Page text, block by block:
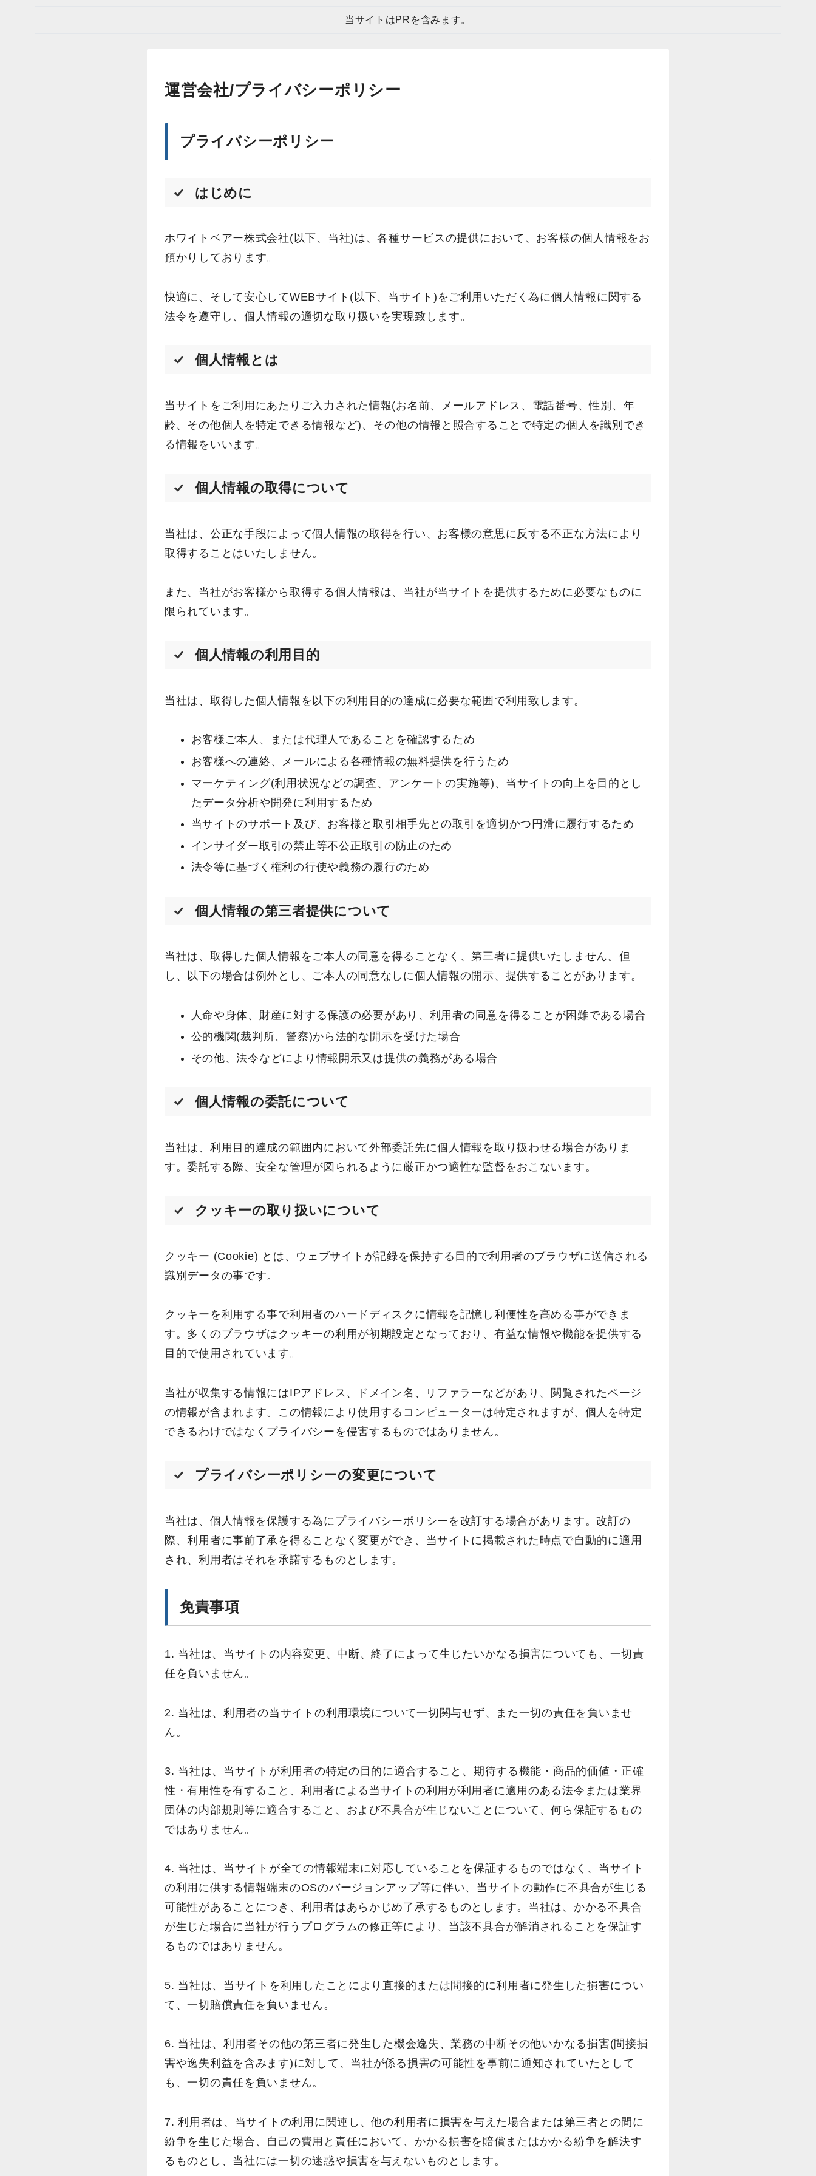
当サイトはPRを含みます。
運営会社/プライバシーポリシー
プライバシーポリシー
はじめに
ホワイトベアー株式会社(以下、当社)は、各種サービスの提供において、お客様の個人情報をお
預かりしております。
快適に、そして安心してWEBサイト(以下、当サイト)をご利用いただく為に個人情報に関する
法令を遵守し、個人情報の適切な取り扱いを実現致します。
個人情報とは
当サイトをご利用にあたりご入力された情報(お名前、メールアドレス、電話番号、性別、年
齢、その他個人を特定できる情報など)、その他の情報と照合することで特定の個人を識別でき
る情報をいいます。
個人情報の取得について
当社は、公正な手段によって個人情報の取得を行い、お客様の意思に反する不正な方法により
取得することはいたしません。
また、当社がお客様から取得する個人情報は、当社が当サイトを提供するために必要なものに
限られています。
個人情報の利用目的
当社は、取得した個人情報を以下の利用目的の達成に必要な範囲で利用致します。
お客様ご本人、または代理人であることを確認するため
お客様への連絡、メールによる各種情報の無料提供を行うため
マーケティング(利用状況などの調査、アンケートの実施等)、当サイトの向上を目的とし
たデータ分析や開発に利用するため
当サイトのサポート及び、お客様と取引相手先との取引を適切かつ円滑に履行するため
インサイダー取引の禁止等不公正取引の防止のため
法令等に基づく権利の行使や義務の履行のため
個人情報の第三者提供について
当社は、取得した個人情報をご本人の同意を得ることなく、第三者に提供いたしません。但
し、以下の場合は例外とし、ご本人の同意なしに個人情報の開示、提供することがあります。
人命や身体、財産に対する保護の必要があり、利用者の同意を得ることが困難である場合
公的機関(裁判所、警察)から法的な開示を受けた場合
その他、法令などにより情報開示又は提供の義務がある場合
個人情報の委託について
当社は、利用目的達成の範囲内において外部委託先に個人情報を取り扱わせる場合がありま
す。委託する際、安全な管理が図られるように厳正かつ適性な監督をおこないます。
クッキーの取り扱いについて
クッキー (Cookie) とは、ウェブサイトが記録を保持する目的で利用者のブラウザに送信される
識別データの事です。
クッキーを利用する事で利用者のハードディスクに情報を記憶し利便性を高める事ができま
す。多くのブラウザはクッキーの利用が初期設定となっており、有益な情報や機能を提供する
目的で使用されています。
当社が収集する情報にはIPアドレス、ドメイン名、リファラーなどがあり、閲覧されたページ
の情報が含まれます。この情報により使用するコンピューターは特定されますが、個人を特定
できるわけではなくプライバシーを侵害するものではありません。
プライバシーポリシーの変更について
当社は、個人情報を保護する為にプライバシーポリシーを改訂する場合があります。改訂の
際、利用者に事前了承を得ることなく変更ができ、当サイトに掲載された時点で自動的に適用
され、利用者はそれを承諾するものとします。
免責事項
1. 当社は、当サイトの内容変更、中断、終了によって生じたいかなる損害についても、一切責
任を負いません。
2. 当社は、利用者の当サイトの利用環境について一切関与せず、また一切の責任を負いませ
ん。
3. 当社は、当サイトが利用者の特定の目的に適合すること、期待する機能・商品的価値・正確
性・有用性を有すること、利用者による当サイトの利用が利用者に適用のある法令または業界
団体の内部規則等に適合すること、および不具合が生じないことについて、何ら保証するもの
ではありません。
4. 当社は、当サイトが全ての情報端末に対応していることを保証するものではなく、当サイト
の利用に供する情報端末のOSのバージョンアップ等に伴い、当サイトの動作に不具合が生じる
可能性があることにつき、利用者はあらかじめ了承するものとします。当社は、かかる不具合
が生じた場合に当社が行うプログラムの修正等により、当該不具合が解消されることを保証す
るものではありません。
5. 当社は、当サイトを利用したことにより直接的または間接的に利用者に発生した損害につい
て、一切賠償責任を負いません。
6. 当社は、利用者その他の第三者に発生した機会逸失、業務の中断その他いかなる損害(間接損
害や逸失利益を含みます)に対して、当社が係る損害の可能性を事前に通知されていたとして
も、一切の責任を負いません。
7. 利用者は、当サイトの利用に関連し、他の利用者に損害を与えた場合または第三者との間に
紛争を生じた場合、自己の費用と責任において、かかる損害を賠償またはかかる紛争を解決す
るものとし、当社には一切の迷惑や損害を与えないものとします。